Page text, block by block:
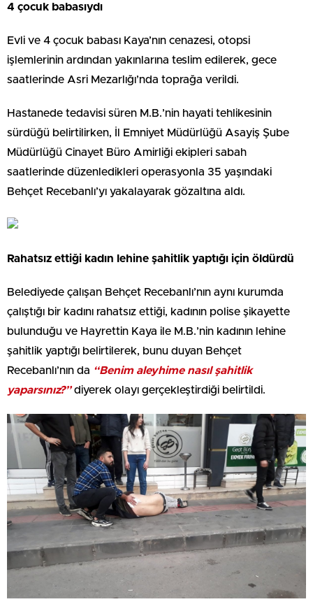
4 çocuk babasıydı
Evli ve 4 çocuk babası Kaya’nın cenazesi, otopsi
işlemlerinin ardından yakınlarına teslim edilerek, gece
saatlerinde Asri Mezarlığı’nda toprağa verildi.
Hastanede tedavisi süren M.B.’nin hayati tehlikesinin
sürdüğü belirtilirken, İl Emniyet Müdürlüğü Asayiş Şube
Müdürlüğü Cinayet Büro Amirliği ekipleri sabah
saatlerinde düzenledikleri operasyonla 35 yaşındaki
Behçet Recebanlı’yı yakalayarak gözaltına aldı.
Rahatsız ettiği kadın lehine şahitlik yaptığı için öldürdü
Belediyede çalışan Behçet Recebanlı’nın aynı kurumda
çalıştığı bir kadını rahatsız ettiği, kadının polise şikayette
bulunduğu ve Hayrettin Kaya ile M.B.’nin kadının lehine
şahitlik yaptığı belirtilerek, bunu duyan Behçet
Recebanlı’nın da “Benim aleyhime nasıl şahitlik
yaparsınız?”diyerek olayı gerçekleştirdiği belirtildi.